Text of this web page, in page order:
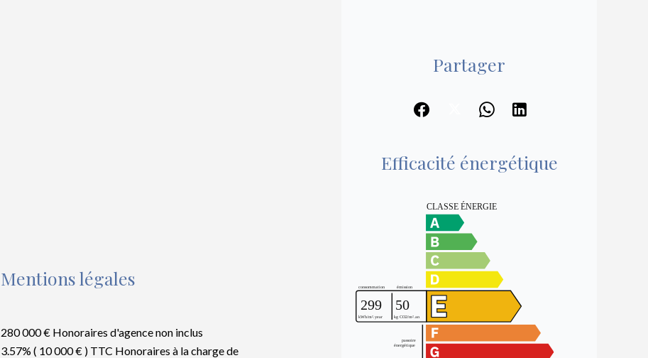
Mentions légales
280 000 € Honoraires d'agence non inclus
3.57% ( 10 000 € ) TTC Honoraires à la charge de
Partager
Efficacité énergétique